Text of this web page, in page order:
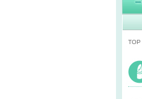
TOP